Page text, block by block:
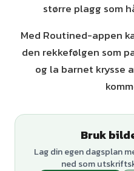
større plagg som
Med Routined-appen
den rekkefølgen som
og la barnet krysse
Bruk
Lag din egen dagsplan
ned som